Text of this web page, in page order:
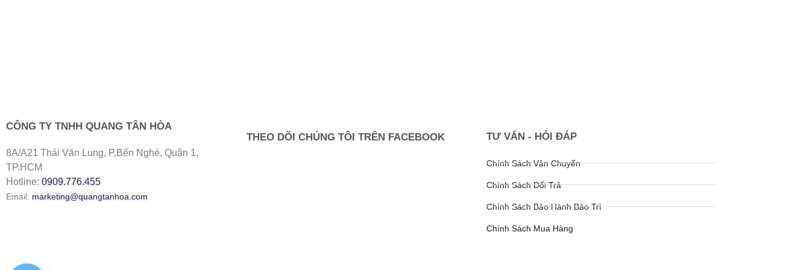
CÔNG TY TNHH QUANG TÂN HÒA
8A/A21 Thái Văn Lung, P.Bến Nghé, Quận 1,
TP.HCM
Hotline: 0909.776.455
Email: marketing@quangtanhoa.com
THEO DÕI CHÚNG TÔI TRÊN FACEBOOK TƯ VẤN - HỎI ĐÁP
Chính Sách Vận Chuyển
Chính Sách Đổi Trả
Chính Sách Bảo Hành Bảo Trì
Chính Sách Mua Hàng